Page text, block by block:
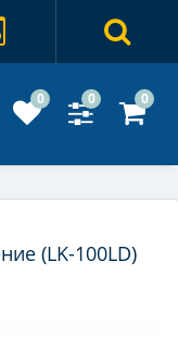
0 0 0
(LK-100LD)